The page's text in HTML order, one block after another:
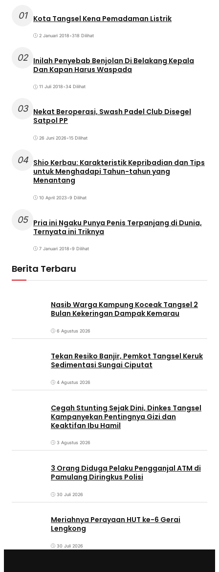
01 Kota Tangsel Kena Pemadaman Listrik
2 Januari 2018•318 Dilihat
02 Inilah Penyebab Benjolan Di Belakang Kepala
Dan Kapan Harus Waspada
11 Juli 2018•34 Dilihat
03 Nekat Beroperasi, Swash Padel Club Disegel
Satpol PP
26 Juni 2026•15 Dilihat
04 Shio Kerbau: Karakteristik Kepribadian dan Tips
untuk Menghadapi Tahun-tahun yang
Menantang
10 April 2023•9 Dilihat
05 Pria ini Ngaku Punya Penis Terpanjang di Dunia,
Ternyata ini Triknya
7 Januari 2018•9 Dilihat
Berita Terbaru
Nasib Warga Kampung Koceak Tangsel 2
Bulan Kekeringan Dampak Kemarau
6 Agustus 2026
Tekan Resiko Banjir, Pemkot Tangsel Keruk
Sedimentasi Sungai Ciputat
4 Agustus 2026
Cegah Stunting Sejak Dini, Dinkes Tangsel
Kampanyekan Pentingnya Gizi dan
Keaktifan Ibu Hamil
3 Agustus 2026
3 Orang Diduga Pelaku Pengganjal ATM di
Pamulang Diringkus Polisi
30 Juli 2026
Meriahnya Perayaan HUT ke-6 Gerai
Lengkong
30 Juli 2026